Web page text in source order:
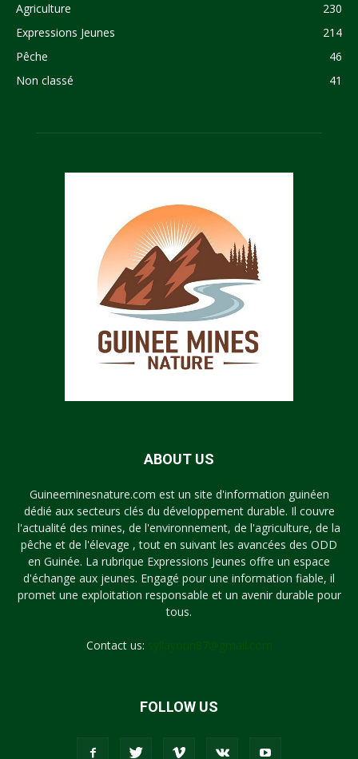
Agriculture
230
Expressions Jeunes
214
Pêche
46
Non classé
41
ABOUT US
Guineeminesnature.com est un site d'information guinéen
dédié aux secteurs clés du développement durable. Il couvre
l'actualité des mines, de l'environnement, de l'agriculture, de la
pêche et de l'élevage , tout en suivant les avancées des ODD
en Guinée. La rubrique Expressions Jeunes offre un espace
d'échange aux jeunes. Engagé pour une information fiable, il
promet une exploitation responsable et un avenir durable pour
tous.
Contact us:
FOLLOW US